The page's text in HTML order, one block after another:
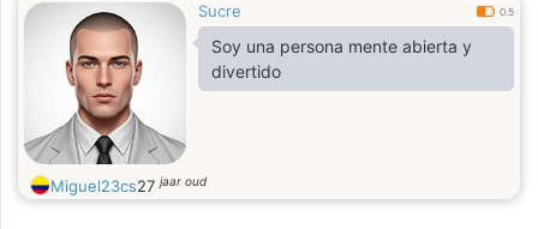
nuestro rol en la sociedad.
Sucre 0.5
Soy una persona mente abierta y
divertido
Miguel23cs27jaar oud